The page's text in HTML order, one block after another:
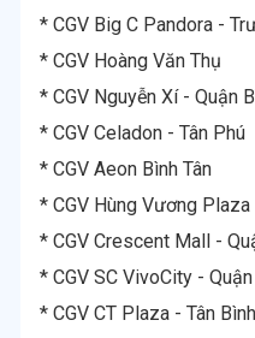
* CGV Big C Pandora -
* CGV Hoàng Văn Thụ
* CGV Nguyễn Xí - Quận
* CGV Celadon - Tân Phú
* CGV Aeon Bình Tân
* CGV Hùng Vương Plaza
* CGV Crescent Mall -
* CGV SC VivoCity -
* CGV CT Plaza - Tân